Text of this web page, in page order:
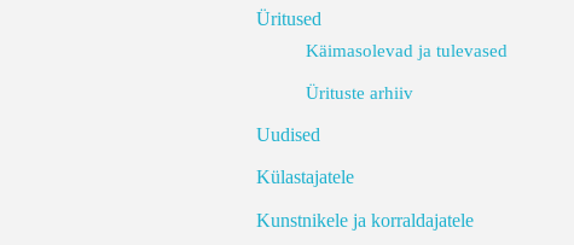
Üritused
Käimasolevad ja tulevased
Ürituste arhiiv
Uudised
Külastajatele
Kunstnikele ja korraldajatele